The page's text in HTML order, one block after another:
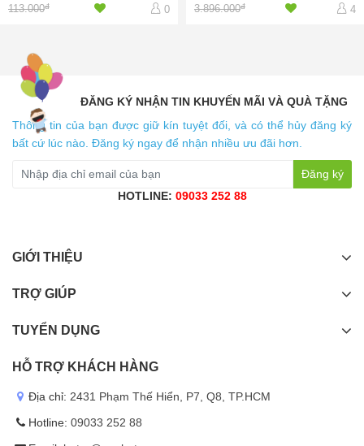
113.000đ 0 3.896.000đ 4
ĐĂNG KÝ NHẬN TIN KHUYẾN MÃI VÀ QUÀ TẶNG
Thông tin của bạn được giữ kín tuyệt đối, và có thể hủy đăng ký
bất cứ lúc nào. Đăng ký ngay để nhận nhiều ưu đãi hơn.
Đăng ký
HOTLINE: 09033 252 88
GIỚI THIỆU
TRỢ GIÚP
TUYỂN DỤNG
HỖ TRỢ KHÁCH HÀNG
Địa chỉ: 2431 Phạm Thế Hiển, P7, Q8, TP.HCM
Hotline: 09033 252 88